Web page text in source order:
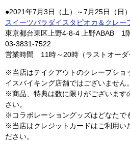
●2021年7月3日（土）～7月25日（日）
スイーツパラダイスタピオカ＆クレー
東京都台東区上野4-8-4 上野ABAB 1
03-3831-7522
営業時間 11時～20時（ラストオー
※当店はテイクアウトのクレープショ
イスバイキング店舗ではございません。
※商品、特典は数に限りがございます
さい。
※コラボレーショングッズはどなたで
※当店はクレジットカードはご利用い
ださい。